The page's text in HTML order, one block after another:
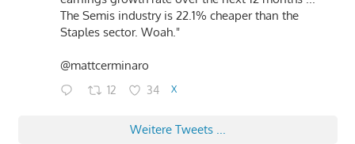
The Semis industry is 22.1% cheaper than the
Staples sector. Woah."
@mattcerminaro
12 34 X
Weitere Tweets ...